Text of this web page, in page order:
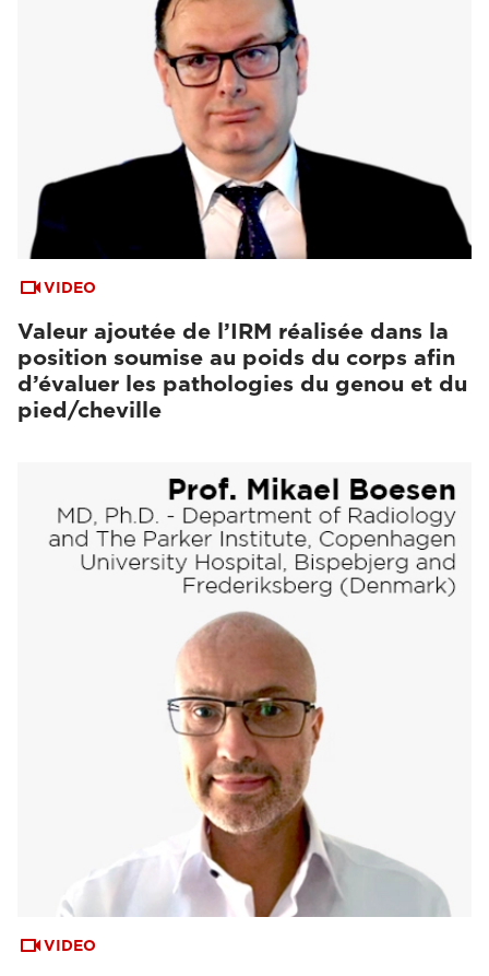
VIDEO
Valeur ajoutée de l’IRM réalisée dans la
position soumise au poids du corps afin
d’évaluer les pathologies du genou et du
pied/cheville
VIDEO